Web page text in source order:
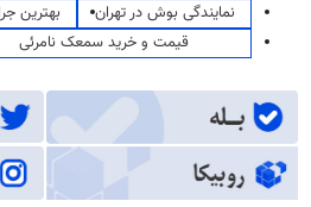
نمایندگی بوش در تهران
بهترین
قیمت و خرید سمعک نامرئی